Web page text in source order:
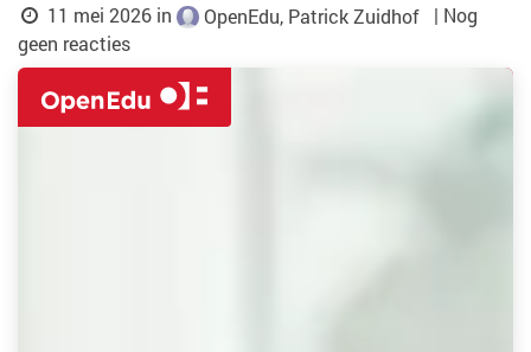
11 mei 2026 in OpenEdu, Patrick Zuidhof
| Nog
geen reacties